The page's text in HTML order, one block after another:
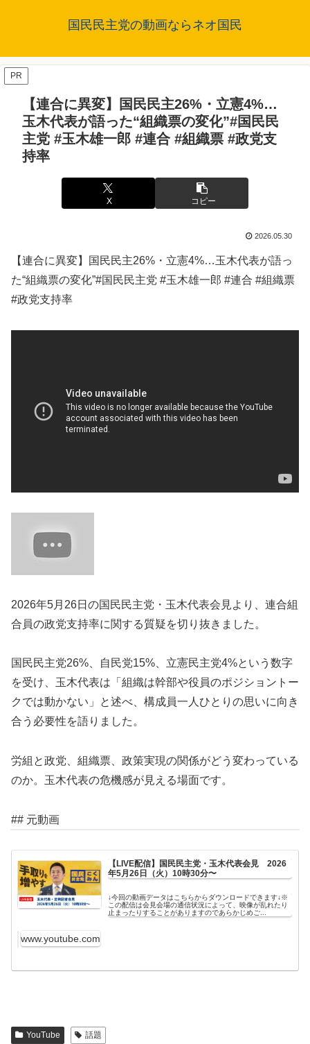
国民民主党の動画ならネオ国民
PR
【連合に異変】国民民主26%・立憲4%…
玉木代表が語った“組織票の変化”#国民民
主党 #玉木雄一郎 #連合 #組織票 #政党支
持率
X コピー
2026.05.30
【連合に異変】国民民主26%・立憲4%…玉木代表が語っ
た“組織票の変化”#国民民主党 #玉木雄一郎 #連合 #組織票
#政党支持率
2026年5月26日の国民民主党・玉木代表会見より、連合組
合員の政党支持率に関する質疑を切り抜きました。
国民民主党26%、自民党15%、立憲民主党4%という数字
を受け、玉木代表は「組織は幹部や役員のポジショントー
クでは動かない」と述べ、構成員一人ひとりの思いに向き
合う必要性を語りました。
労組と政党、組織票、政策実現の関係がどう変わっている
のか。玉木代表の危機感が見える場面です。
## 元動画
【LIVE配信】国民民主党・玉木代表会見 2026
年5月26日（火）10時30分〜
↓今回の動画データはこちらからダウンロードできます↓※
この配信は会見会場の通信状況によって、映像が乱れたり
止まったりすることがありますのであらかじめご...
www.youtube.com
YouTube 話題